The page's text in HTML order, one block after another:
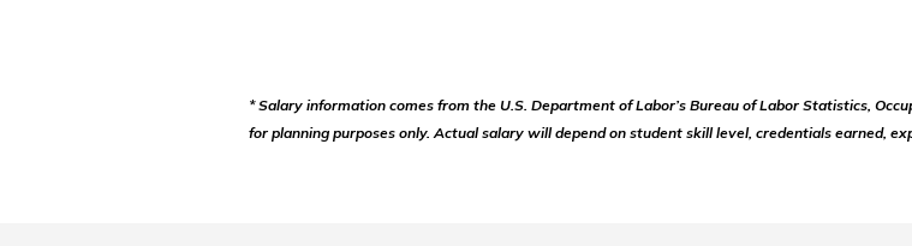
* Salary information comes from the U.S. Department of Labor’s Bureau of Labor Statistics,
for planning purposes only. Actual salary will depend on student skill level, credentials earned,